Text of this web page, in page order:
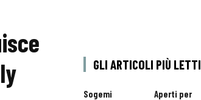
GLI ARTICOLI PIÙ LETTI
Sogemi
Aperti per